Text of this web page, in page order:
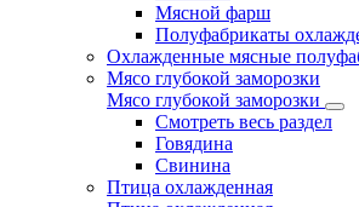
Мясной фарш
Полуфабрикаты
Охлажденные мясные
Мясо глубокой заморозки
Мясо глубокой заморозки
Смотреть весь раздел
Говядина
Свинина
Птица охлажденная